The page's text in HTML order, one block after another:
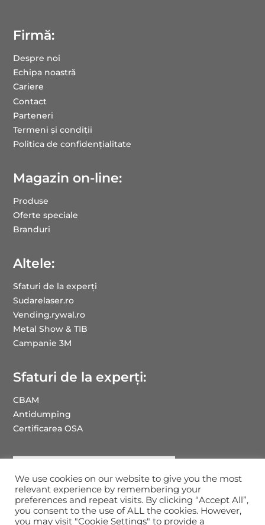
Firmă:
Despre noi
Echipa noastră
Cariere
Contact
Parteneri
Termeni și condiții
Politica de confidențialitate
Magazin on-line:
Produse
Oferte speciale
Branduri
Altele:
Sfaturi de la experți
Sudarelaser.ro
Vending.rywal.ro
Metal Show & TIB
Campanie 3M
Sfaturi de la experți:
CBAM
Antidumping
Certificarea OSA
We use cookies on our website to give you the most
relevant experience by remembering your
preferences and repeat visits. By clicking “Accept All”,
you consent to the use of ALL the cookies. However,
you may visit "Cookie Settings" to provide a